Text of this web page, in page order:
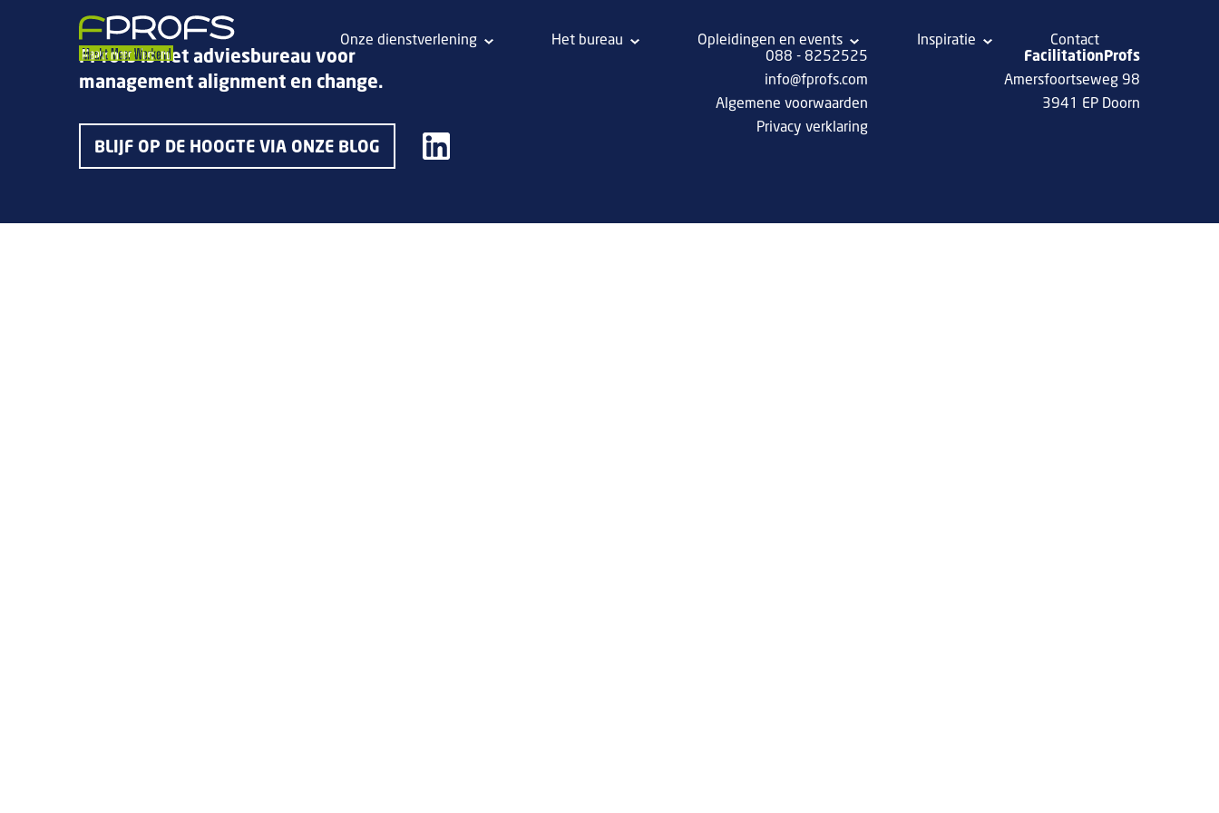
Onze dienstverlening Het bureau Opleidingen en events Inspiratie Contact
FProfs is het adviesbureau voor
management alignment en change.
BLIJF OP DE HOOGTE VIA ONZE BLOG
088 - 8252525
info@fprofs.com
Algemene voorwaarden
Privacy verklaring
FacilitationProfs
Amersfoortseweg 98
3941 EP Doorn